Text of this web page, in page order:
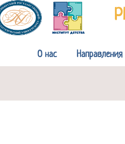
О нас